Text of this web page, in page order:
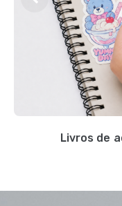
Livros de